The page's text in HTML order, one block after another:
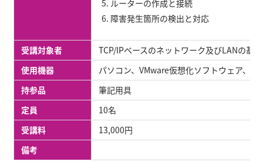
ルーターの作成と接続
障害発生箇所の検出と対応
受講対象者
TCP/IPベースのネットワーク及びLANの基
使用機器
パソコン、VMware仮想化ソフトウェア、
持参品
筆記用具
定員
10名
受講料
13,000円
備考